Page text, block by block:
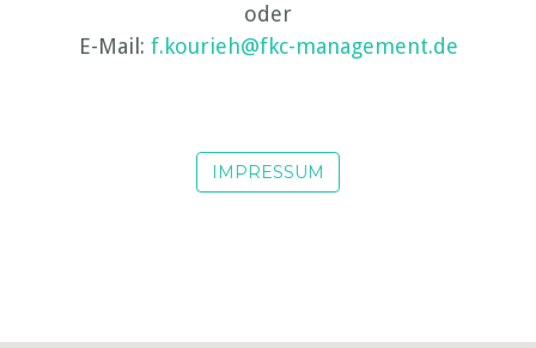
oder
E-Mail: f.kourieh@fkc-management.de
IMPRESSUM